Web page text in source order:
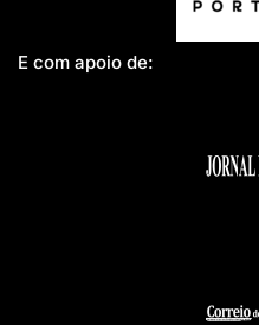
E com apoio de: